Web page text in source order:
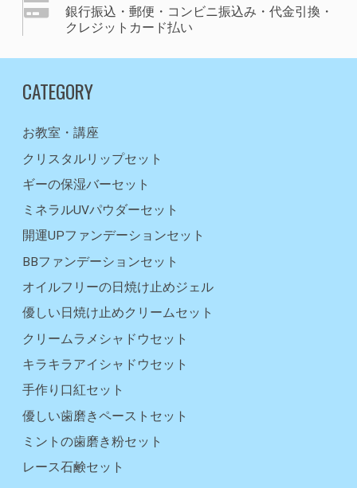
銀行振込・郵便・コンビニ振込み・代金引換・
クレジットカード払い
CATEGORY
お教室・講座
クリスタルリップセット
ギーの保湿バーセット
ミネラルUVパウダーセット
開運UPファンデーションセット
BBファンデーションセット
オイルフリーの日焼け止めジェル
優しい日焼け止めクリームセット
クリームラメシャドウセット
キラキラアイシャドウセット
手作り口紅セット
優しい歯磨きペーストセット
ミントの歯磨き粉セット
レース石鹸セット